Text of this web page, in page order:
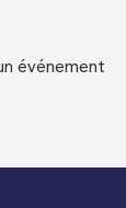
événement